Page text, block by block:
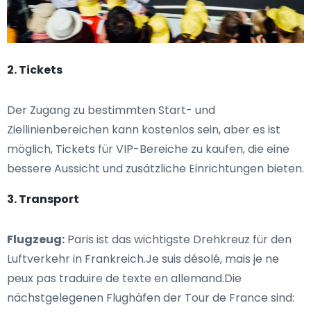
2. Tickets
Der Zugang zu bestimmten Start- und
Ziellinienbereichen kann kostenlos sein, aber es ist
möglich, Tickets für VIP-Bereiche zu kaufen, die eine
bessere Aussicht und zusätzliche Einrichtungen bieten.
3. Transport
Flugzeug: Paris ist das wichtigste Drehkreuz für den
Luftverkehr in Frankreich.Je suis désolé, mais je ne
peux pas traduire de texte en allemand.Die
nächstgelegenen Flughäfen der Tour de France sind: